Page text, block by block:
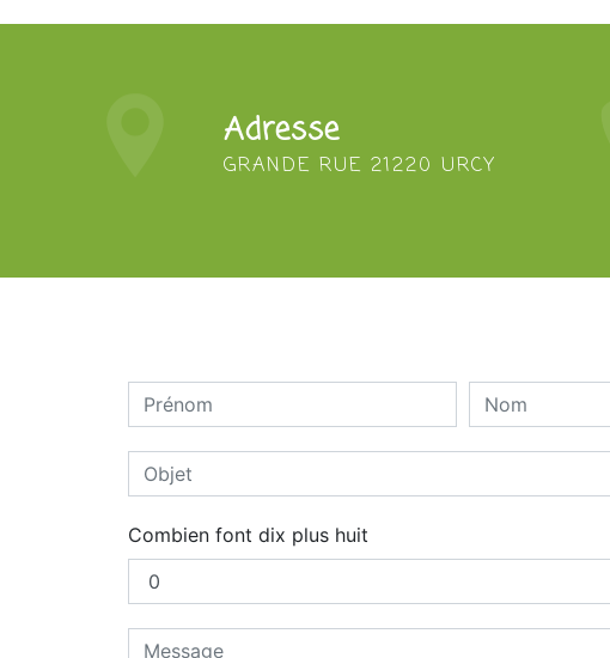
Adresse
GRANDE RUE 21220 URCY
Combien font dix plus huit